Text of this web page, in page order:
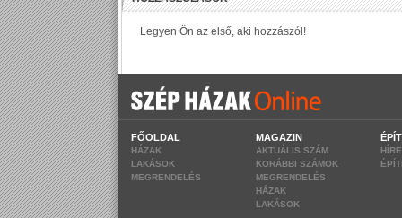
FŐOLDAL
HÁZAK
LAKÁSOK
MEGRENDELÉS
MAGAZIN
AKTUÁLIS SZÁM
KORÁBBI SZÁMOK
MEGRENDELÉS
HÁZAK
LAKÁSOK